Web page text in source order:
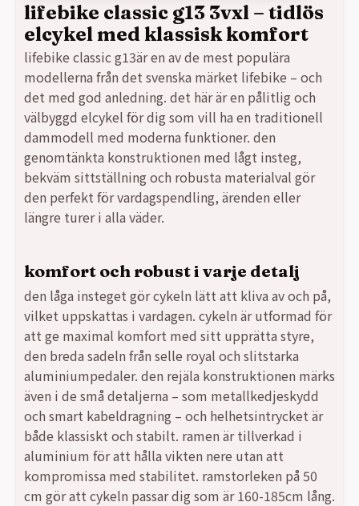
lifebike classic g13 3vxl – tidlös
elcykel med klassisk komfort
lifebike classic g13är en av de mest populära
modellerna från det svenska märket lifebike – och
det med god anledning. det här är en pålitlig och
välbyggd elcykel för dig som vill ha en traditionell
dammodell med moderna funktioner. den
genomtänkta konstruktionen med lågt insteg,
bekväm sittställning och robusta materialval gör
den perfekt för vardagspendling, ärenden eller
längre turer i alla väder.
komfort och robust i varje detalj
den låga insteget gör cykeln lätt att kliva av och på,
vilket uppskattas i vardagen. cykeln är utformad för
att ge maximal komfort med sitt upprätta styre,
den breda sadeln från selle royal och slitstarka
aluminiumpedaler. den rejäla konstruktionen märks
även i de små detaljerna – som metallkedjeskydd
och smart kabeldragning – och helhetsintrycket är
både klassiskt och stabilt. ramen är tillverkad i
aluminium för att hålla vikten nere utan att
kompromissa med stabilitet. ramstorleken på 50
cm gör att cykeln passar dig som är 160-185cm lång.